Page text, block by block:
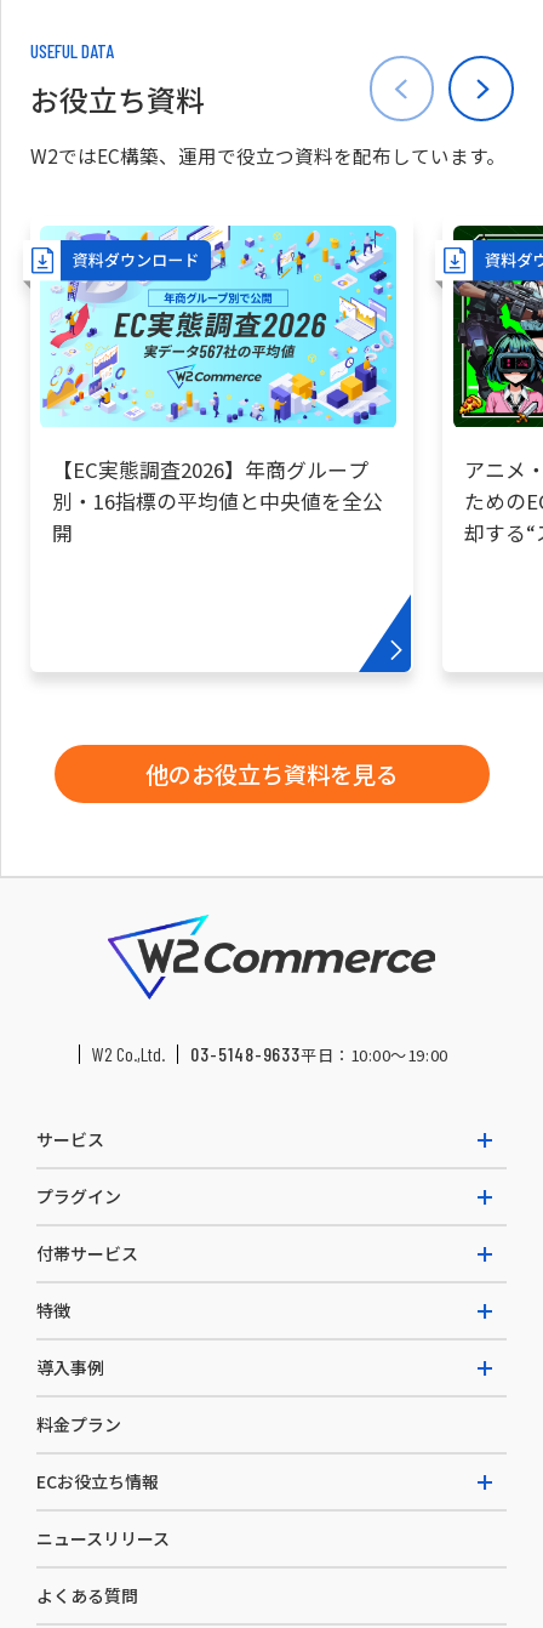
USEFUL DATA
お役立ち資料
W2ではEC構築、運用で役立つ資料を配布しています。
【EC実態調査2026】年商グループ
別・16指標の平均値と中央値を全公
開
アニメ
ための
却する
他のお役立ち資料を見る
W2 Co.,Ltd. 03-5148-9633平日：10:00〜19:00
サービス
W2 Commerce Repeat
W2 Commerce BtoB
W2 Commerce Asia
プラグイン
AI buddy
付帯サービス
EC運用構築支援・運用支援
カスタマーサクセス
セキュリティ
デザイン制作
コンサルティング
特徴
選ばれる理由
開発体制
導入事例
導入企業一覧
料金プラン
ECお役立ち情報
お役立ち資料
ニュースリリース
よくある質問